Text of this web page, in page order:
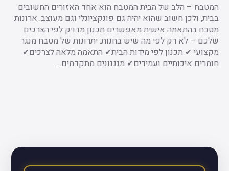
המטבח – הלב של הבית המטבח הוא אחד האזורים החשובים
בבית, ולכן חשוב שהוא יהיה גם פונקציונלי וגם מעוצב. ארונות
מטבח בהתאמה אישית מאפשרים תכנון מדויק לפי הצרכים
שלכם – לא רק לפי מה שיש בחנות. יתרונות של מטבח מנגר
מקצועי ✔ תכנון לפי מידות הבית✔ התאמה מלאה לצרכים✔
חומרים איכותיים ועמידים✔ מנגנונים מתקדמים…